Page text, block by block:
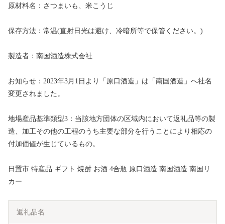
原材料名：さつまいも、米こうじ
保存方法：常温(直射日光は避け、冷暗所等で保管ください。)
製造者：南国酒造株式会社
お知らせ：2023年3月1日より「原口酒造」は「南国酒造」へ社名
変更されました。
地場産品基準類型3：当該地方団体の区域内において返礼品等の製
造、加工その他の工程のうち主要な部分を行うことにより相応の
付加価値が生じているもの。
日置市 特産品 ギフト 焼酎 お酒 4合瓶 原口酒造 南国酒造 南国リ
カー
返礼品名